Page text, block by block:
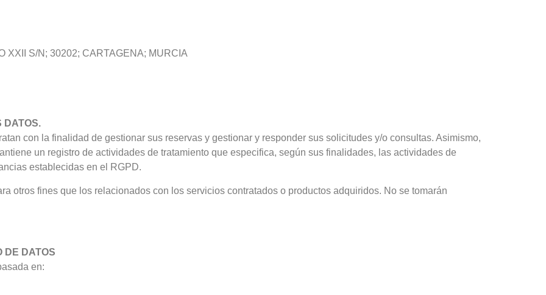
XXII S/N; 30202; CARTAGENA; MURCIA
DATOS.
con la finalidad de gestionar sus reservas y gestionar y responder sus solicitudes y/o consultas. Asimismo,
un registro de actividades de tratamiento que especifica, según sus finalidades, las actividades de
establecidas en el RGPD.
otros fines que los relacionados con los servicios contratados o productos adquiridos. No se tomarán
DE DATOS
en: